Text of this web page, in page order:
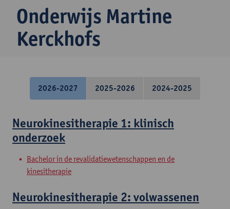
Onderwijs Martine
Kerckhofs
2026-2027 2025-2026 2024-2025
Neurokinesitherapie 1: klinisch
onderzoek
Bachelor in de revalidatiewetenschappen en de
kinesitherapie
Neurokinesitherapie 2: volwassenen